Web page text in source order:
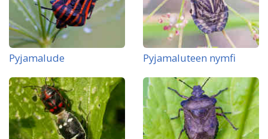
Pyjamalude Pyjamaluteen nymfi